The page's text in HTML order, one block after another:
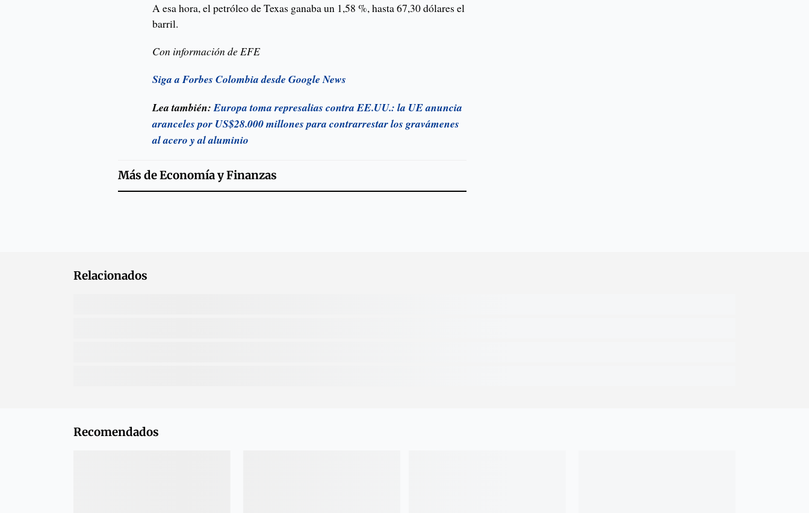
A esa hora, el petróleo de Texas ganaba un 1,58 %, hasta 67,30 dólares el
barril.
Con información de EFE
Siga a Forbes Colombia desde Google News
Lea también:Europa toma represalias contra EE.UU.: la UE anuncia
aranceles por US$28.000 millones para contrarrestar los gravámenes
al acero y al aluminio
Más deEconomía y Finanzas
Relacionados
Recomendados